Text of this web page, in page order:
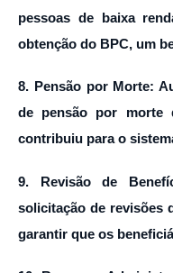
pessoas de baixa
obtenção do BPC, um
8. Pensão por Morte:
de pensão por morte
contribuiu para o
9. Revisão de
solicitação de revisões
garantir que os